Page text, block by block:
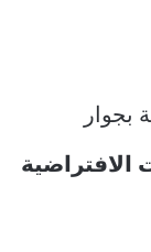
بجوار
الافتراضية